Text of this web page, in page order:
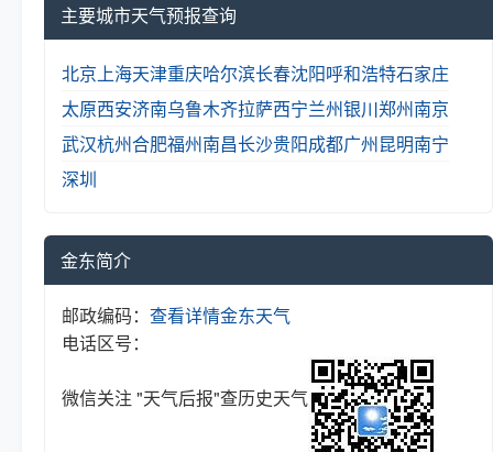
主要城市天气预报查询
北京 上海天津重庆哈尔滨长春沈阳呼和浩特石家庄
太原西安济南乌鲁木齐拉萨西宁兰州银川郑州南京
武汉杭州合肥福州南昌长沙贵阳成都广州昆明南宁
深圳
金东简介
邮政编码：
电话区号：
查看详情金东天气
微信关注 "天气后报"查历史天气